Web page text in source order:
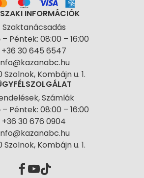
INFORMÁCIÓK
Szaktanácsadás
Péntek: 08:00 – 16:00
+36 30 645 6547
Szolnok, Kombájn u. 1.
Számlák
Péntek: 08:00 – 16:00
+36 30 676 0904
Szolnok, Kombájn u. 1.